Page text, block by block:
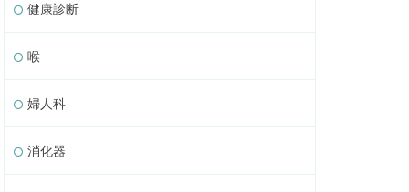
健康診断
喉
婦人科
消化器